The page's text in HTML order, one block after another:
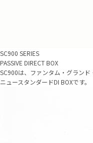
SC900 SERIES
PASSIVE DIRECT BOX
SC900は、ファンタム・グラン
ニュースタンダードDI BOXです。